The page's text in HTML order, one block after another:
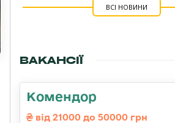
ВСІ НОВИНИ
ВАКАНСІЇ
Комендор
від 21000 до 50000 грн